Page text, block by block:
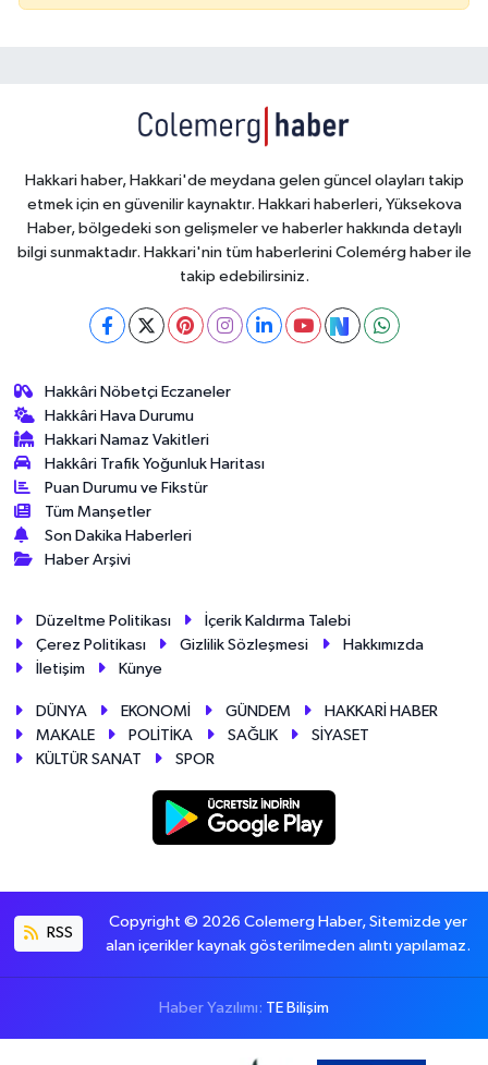
Hakkari haber, Hakkari'de meydana gelen güncel olayları takip
etmek için en güvenilir kaynaktır. Hakkari haberleri, Yüksekova
Haber, bölgedeki son gelişmeler ve haberler hakkında detaylı
bilgi sunmaktadır. Hakkari'nin tüm haberlerini Colemérg haber ile
takip edebilirsiniz.
Hakkâri Nöbetçi Eczaneler
Hakkâri Hava Durumu
Hakkari Namaz Vakitleri
Hakkâri Trafik Yoğunluk Haritası
Puan Durumu ve Fikstür
Tüm Manşetler
Son Dakika Haberleri
Haber Arşivi
Düzeltme Politikası
İçerik Kaldırma Talebi
Çerez Politikası
Gizlilik Sözleşmesi
Hakkımızda
İletişim
Künye
DÜNYA EKONOMİ GÜNDEM
HAKKARİ HABER
MAKALE
POLİTİKA SAĞLIK
SİYASET
KÜLTÜR SANAT
SPOR
RSS
Copyright © 2026 Colemerg Haber, Sitemizde yer
alan içerikler kaynak gösterilmeden alıntı yapılamaz.
Haber Yazılımı: TE Bilişim